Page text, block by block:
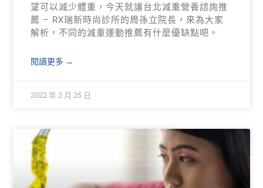
望可以減少體重，今天就讓台北減重營養諮詢推
薦 – RX瑞新時尚診所的周孫立院長，來為大家
解析，不同的減重運動推薦有什麼優缺點吧。
閱讀更多 →
2022 年 2 月 25 日